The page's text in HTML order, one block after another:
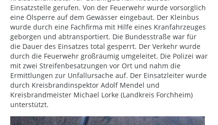
Einsatzstelle gerufen. Von der Feuerwehr wurde vorsorglich
eine Ölsperre auf dem Gewässer eingebaut. Der Kleinbus
wurde durch eine Fachfirma mit Hilfe eines Kranfahrzeuges
geborgen und abtransportiert. Die Bundesstraße war für
die Dauer des Einsatzes total gesperrt. Der Verkehr wurde
durch die Feuerwehr großräumig umgeleitet. Die Polizei war
mit zwei Streifenbesatzungen vor Ort und nahm die
Ermittlungen zur Unfallursache auf. Der Einsatzleiter wurde
durch Kreisbrandinspektor Adolf Mendel und
Kreisbrandmeister Michael Lorke (Landkreis Forchheim)
unterstützt.